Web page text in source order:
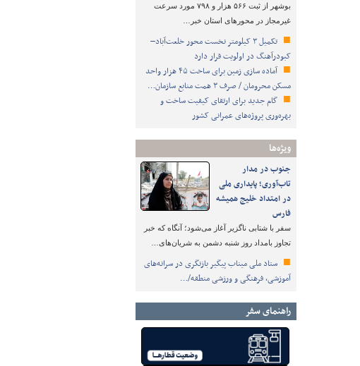
بوشهر از ثبت ۵۶۶ هزار و ۷۹۸ مورد سرعت
غیرمجاز در محورهای استان خبر…
تکمیل ۳ کیلومتر نخست محور خلعت‌آباد–
کبودرآهنگ در اولویت قرار دارد
آماده سازی زمین برای ساخت ۴۵ هزار واحد
مسکن محرومان / صرف ۳ همت منابع سازمان…
گام جدید برای ارتقای کیفیت ساخت و
بهره‌وری پروژه‌های عمرانی کشور
ویژه‌ها
جنوب در مدار
تاب‌آوری؛ پایداری ملی
در امتداد خلیج همیشه
فارس
سفر با شتابی ناگزیر آغاز می‌شود؛ آنگاه که خبر
تجاوز بامداد روز شنبه دشمن به شریان‌های…
ستاد ملی میناب پیگیر بازنگری در سرانه‌های
آموزشی، فرهنگی و ورزشی منطقه/…
راهنمای سفر